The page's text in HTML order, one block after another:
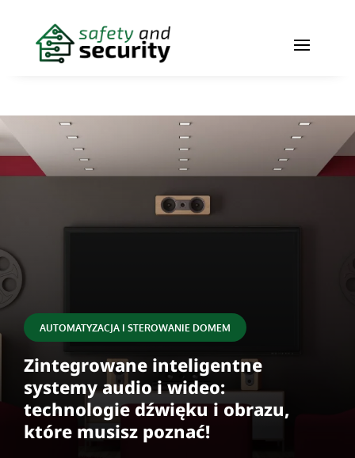
AUTOMATYZACJA I STEROWANIE DOMEM
Zintegrowane inteligentne
systemy audio i wideo:
technologie dźwięku i obrazu,
które musisz poznać!